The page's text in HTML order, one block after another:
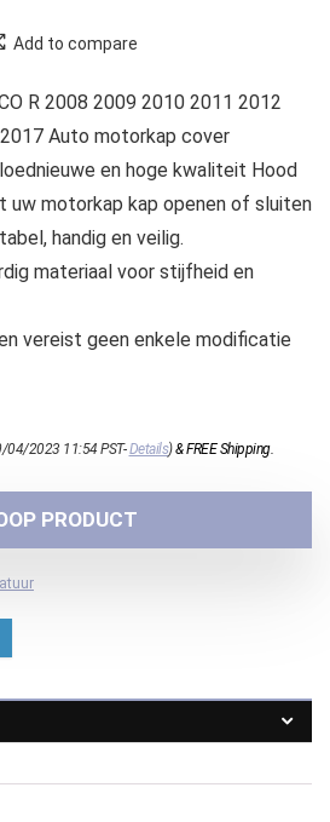
Add to compare
R 2008 2009 2010 2011 2012
Auto motorkap cover
en hoge kwaliteit Hood
uw motorkap kap openen of sluiten
handig en veilig.
materiaal voor stijfheid en
vereist geen enkele modificatie
04/2023 11:54 PST-Details)&FREE Shipping.
PRODUCT